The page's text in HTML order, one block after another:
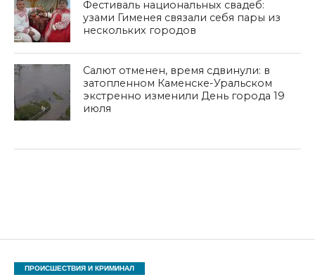
Фестиваль национальных свадеб:
узами Гименея связали себя пары из
нескольких городов
Салют отменен, время сдвинули: в
затопленном Каменске-Уральском
экстренно изменили День города 19
июля
ПРОИСШЕСТВИЯ И КРИМИНАЛ